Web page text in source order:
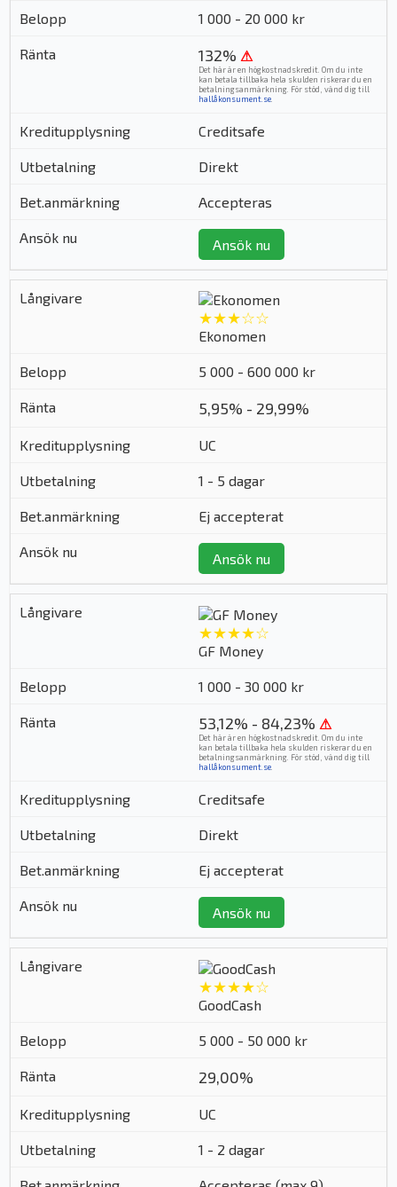
1 000 - 20 000 kr
132% ⚠
Det här är en högkostnadskredit. Om du inte
kan betala tillbaka hela skulden riskerar du en
betalningsanmärkning. För stöd, vänd dig till
hallåkonsument.se
Creditsafe
Direkt
Accepteras
Ansök nu
★★★☆☆
Ekonomen
5 000 - 600 000 kr
5,95% - 29,99%
UC
1 - 5 dagar
Ej accepterat
Ansök nu
★★★★☆
GF Money
1 000 - 30 000 kr
53,12% - 84,23% ⚠
Det här är en högkostnadskredit. Om du inte
kan betala tillbaka hela skulden riskerar du en
betalningsanmärkning. För stöd, vänd dig till
hallåkonsument.se
Creditsafe
Direkt
Ej accepterat
Ansök nu
★★★★☆
GoodCash
5 000 - 50 000 kr
29,00%
UC
1 - 2 dagar